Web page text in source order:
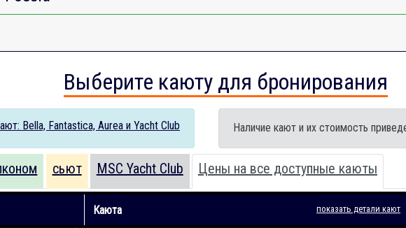
Выберите каюту для бронирования
Bella, Fantastica, Aurea и Yacht Club Наличие кают и их стоимость
сьют MSC Yacht Club Цены на все доступные каюты
Каюта показать детали кают